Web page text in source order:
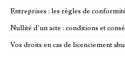
Entreprises : les règles de
Nullité d’un acte : conditions et
Vos droits en cas de licenciement